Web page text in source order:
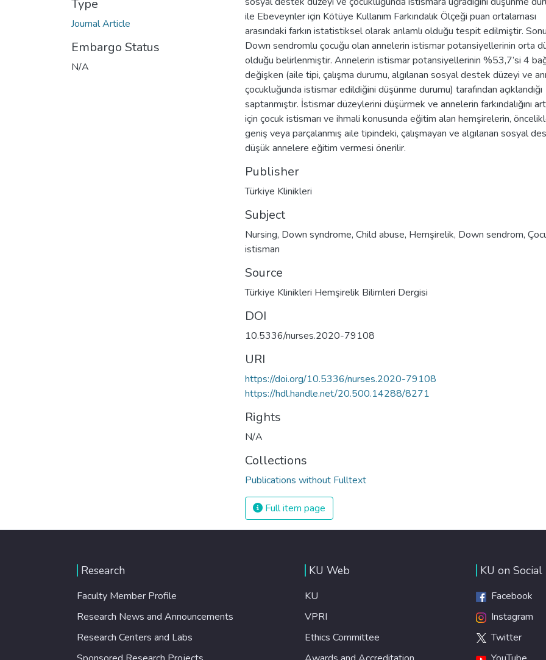
Type
Journal Article
Embargo Status
N/A
ile Ebeveynler için Kötüye Kullanım Farkındalık Ölçeği puan ortalaması
arasındaki farkın istatistiksel olarak anlamlı olduğu tespit edilmiştir.
Down sendromlu çocuğu olan annelerin istismar potansiyellerinin orta
olduğu belirlenmiştir. Annelerin istismar potansiyellerinin %53,7’si 4
değişken (aile tipi, çalışma durumu, algılanan sosyal destek düzeyi ve
çocukluğunda istismar edildiğini düşünme durumu) tarafından açıklandığı
saptanmıştır. İstismar düzeylerini düşürmek ve annelerin farkındalığını
için çocuk istismarı ve ihmali konusunda eğitim alan hemşirelerin,
geniş veya parçalanmış aile tipindeki, çalışmayan ve algılanan sosyal
düşük annelere eğitim vermesi önerilir.
Publisher
Türkiye Klinikleri
Subject
Nursing, Down syndrome, Child abuse, Hemşirelik, Down sendrom,
istismarı
Source
Türkiye Klinikleri Hemşirelik Bilimleri Dergisi
DOI
10.5336/nurses.2020-79108
URI
https://doi.org/10.5336/nurses.2020-79108
https://hdl.handle.net/20.500.14288/8271
Rights
N/A
Collections
Publications without Fulltext
Full item page
Research
Faculty Member Profile
Research News and Announcements
Research Centers and Labs
KU Web
KU
VPRI
Ethics Committee
KU on Social
Facebook
Instagram
Twitter